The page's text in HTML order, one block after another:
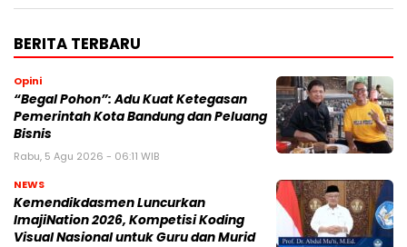
BERITA TERBARU
Opini
“Begal Pohon”: Adu Kuat Ketegasan
Pemerintah Kota Bandung dan Peluang
Bisnis
Rabu, 5 Agu 2026 - 06:11 WIB
NEWS
Kemendikdasmen Luncurkan
ImajiNation 2026, Kompetisi Koding
Visual Nasional untuk Guru dan Murid